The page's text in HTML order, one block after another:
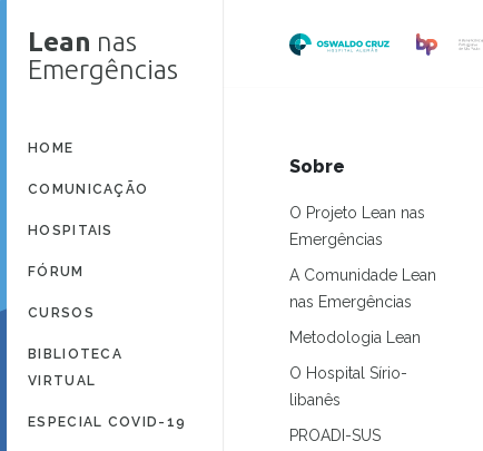
Lean nas
Emergências
HOME
COMUNICAÇÃO
HOSPITAIS
FÓRUM
CURSOS
BIBLIOTECA
VIRTUAL
ESPECIAL COVID-19
Sobre
O Projeto Lean nas
Emergências
A Comunidade Lean
nas Emergências
Metodologia Lean
O Hospital Sírio-
libanês
PROADI-SUS